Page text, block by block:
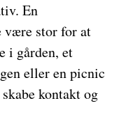
En
være stor for at
i gården, et
eller en picnic
kontakt og